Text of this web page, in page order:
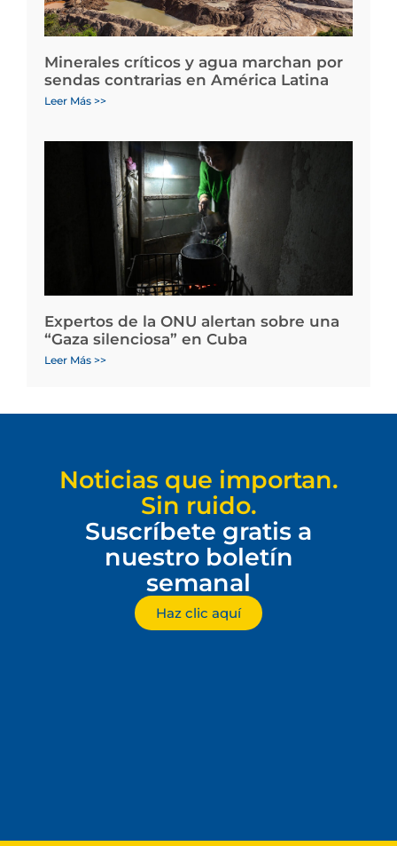
Minerales críticos y agua marchan por
sendas contrarias en América Latina
Leer Más >>
Expertos de la ONU alertan sobre una
“Gaza silenciosa” en Cuba
Leer Más >>
Noticias que importan.
Sin ruido.
Suscríbete gratis a
nuestro boletín
semanal
Haz clic aquí